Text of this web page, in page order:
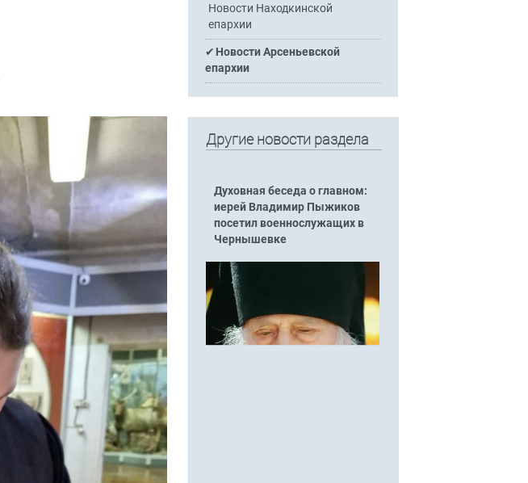
Новости Находкинской
епархии
Новости Арсеньевской
епархии
Другие новости раздела
Духовная беседа о главном:
иерей Владимир Пыжиков
посетил военнослужащих в
Чернышевке